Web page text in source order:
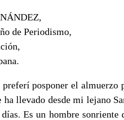
de Periodismo,
posponer el almuerzo
llevado desde mi lejano
Es un hombre sonriente